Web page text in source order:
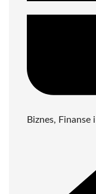
Biznes, Finanse